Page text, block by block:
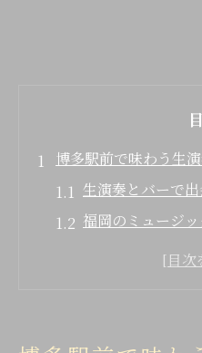
博多駅前で味わう生
生演奏とバーで
福岡のミュージ
レストランバー